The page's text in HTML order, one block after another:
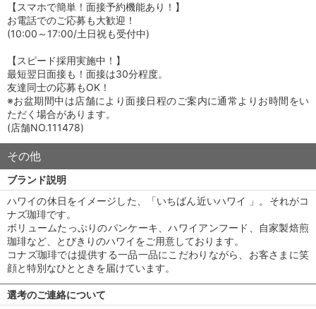
【スマホで簡単！面接予約機能あり！】
お電話でのご応募も大歓迎！
(10:00～17:00/土日祝も受付中)
【スピード採用実施中！】
最短翌日面接も！面接は30分程度。
友達同士の応募もOK！
※お盆期間中は店舗により面接日程のご案内に通常よりお時間をい
ただく場合があります。
(店舗NO.111478)
その他
ブランド説明
ハワイの休日をイメージした、「いちばん近いハワイ 」。それがコ
ナズ珈琲です。
ボリュームたっぷりのパンケーキ、ハワイアンフード、自家製焙煎
珈琲など、とびきりのハワイをご用意しております。
コナズ珈琲では提供する一品一品にこだわりながら、お客さまに笑
顔と特別なひとときを届けています。
選考のご連絡について